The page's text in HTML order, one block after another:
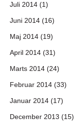
Juli 2014 (1)
Juni 2014 (16)
Maj 2014 (19)
April 2014 (31)
Marts 2014 (24)
Februar 2014 (33)
Januar 2014 (17)
December 2013 (15)